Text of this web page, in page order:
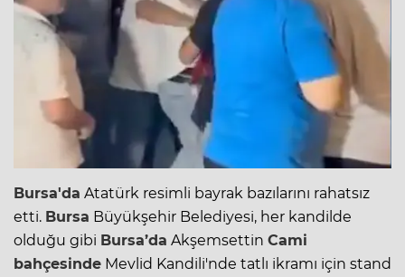
Bursa'da Atatürk resimli bayrak bazılarını rahatsız
etti. Bursa Büyükşehir Belediyesi, her kandilde
olduğu gibi Bursa’da Akşemsettin Cami
bahçesinde Mevlid Kandili'nde tatlı ikramı için stand